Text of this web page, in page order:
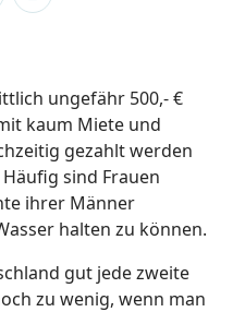
ungefähr 500,- €
kaum Miete und
gezahlt werden
sind Frauen
ihrer Männer
halten zu können.
gut jede zweite
zu wenig, wenn man